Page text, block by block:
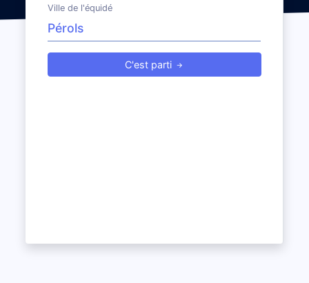
Ville de l'équidé
C'est parti